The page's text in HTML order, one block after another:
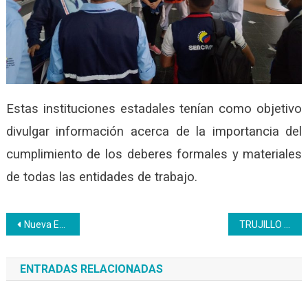
Estas instituciones estadales tenían como objetivo
divulgar información acerca de la importancia del
cumplimiento de los deberes formales y materiales
de todas las entidades de trabajo.
Navegación
de
entradas
Nueva Esparta | Fueron formados 20 trabajadores para el turismo neoespartano
ENTRADAS RELACIONADAS